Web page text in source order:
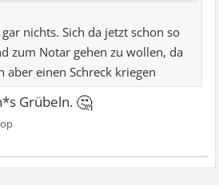
nichts. Sich da jetzt schon so
zum Notar gehen zu wollen, da
aber einen Schreck kriegen
Grübeln. 🤔